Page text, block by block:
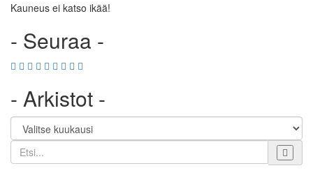
Kauneus ei katso ikää!
- Seuraa -
- Arkistot -
Etsi